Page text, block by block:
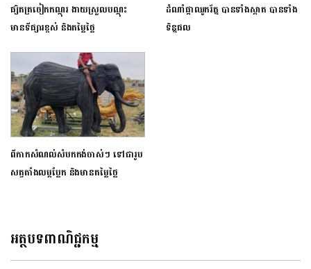
ផ្សិតត្រចៀកកណ្ដុរ ងាយស្រួលបណ្តុះ
មានទីផ្សារខ្ពស់ និងតម្លៃថ្លៃ
ដំណាំផ្កាឈូករ័ត្ន បានទាំងស្អាត បានទាំង
ទិន្នផល
ពីកាកសំណល់សំបកកង់ចាស់ៗ ទៅជារូប
សត្វតាំងលម្អប្លែក និងមានតម្លៃថ្លៃ
អត្ថបទពាណិជ្ជកម្ម